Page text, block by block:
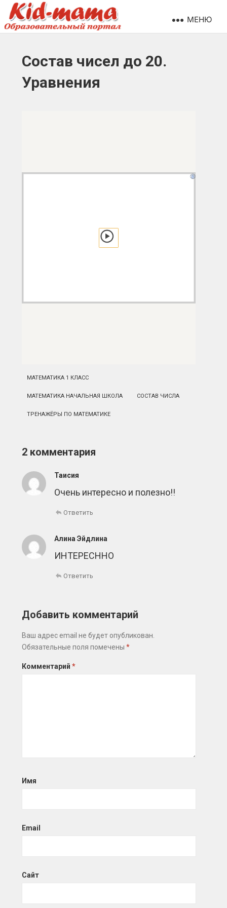
МЕНЮ
Состав чисел до 20.
Уравнения
МАТЕМАТИКА 1 КЛАСС
МАТЕМАТИКА НАЧАЛЬНАЯ ШКОЛА СОСТАВ ЧИСЛА
ТРЕНАЖЁРЫ ПО МАТЕМАТИКЕ
2 комментария
Таисия
Очень интересно и полезно!!
Ответить
Алина Эйдлина
ИНТЕРЕСННО
Ответить
Добавить комментарий
Ваш адрес email не будет опубликован.
Обязательные поля помечены*
Комментарий*
Имя
Email
Сайт